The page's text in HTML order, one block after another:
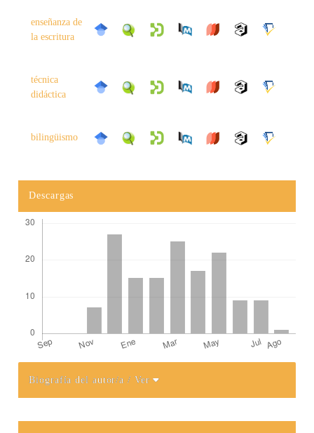
enseñanza de
la escritura
técnica
didáctica
bilingüismo
Descargas
Biografía del autor/a/ Ver